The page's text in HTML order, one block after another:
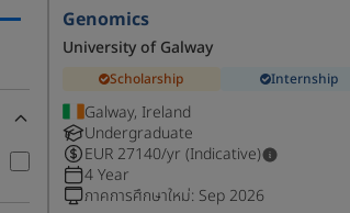
Genomics
University of Galway
Scholarship Internship
Galway, Ireland
Undergraduate
EUR 27140/yr (Indicative)
4 Year
ภาคการศึกษาใหม่: Sep 2026